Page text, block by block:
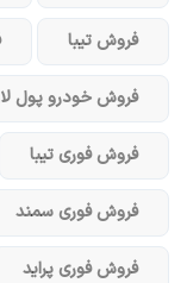
فروش تیبا
فروش خودرو پول
فروش فوری تیبا
فروش فوری سمند
فروش فوری پراید